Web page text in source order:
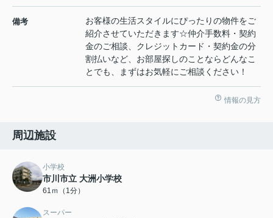
備考
お客様の生活スタイルにぴったりの物件をご
紹介させていただきます☆仲介手数料・契約
金のご相談、クレジットカード・契約金の分
割払いなど、お部屋探しのことならどんなこ
とでも、まずはお気軽にご相談ください！
情報の見方
周辺施設
小学校
市川市立 大洲小学校
61ｍ（1分）
スーパー